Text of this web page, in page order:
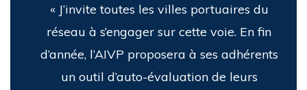
« J’invite toutes les villes portuaires du
réseau à s’engager sur cette voie. En fin
d’année, l’AIVP proposera à ses adhérents
un outil d’auto-évaluation de leurs